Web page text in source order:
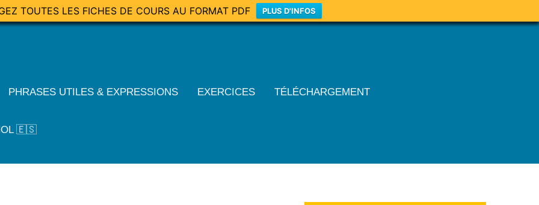
TOUTES LES FICHES DE COURS AU FORMAT PDF PLUS D'INFOS
PHRASES UTILES & EXPRESSIONS EXERCICES TÉLÉCHARGEMENT
🇪🇸